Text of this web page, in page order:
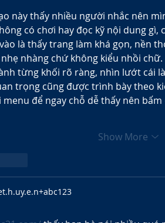
này thấy nhiều người nhắc nên
có chơi hay đọc kỹ nội dung
là thấy trang làm khá gọn, nền
nhàng chứ không kiểu nhồi
từng khối rõ ràng, nhìn lướt cái
trọng cũng được trình bày theo
menu để ngay chỗ dễ thấy nên
Show More